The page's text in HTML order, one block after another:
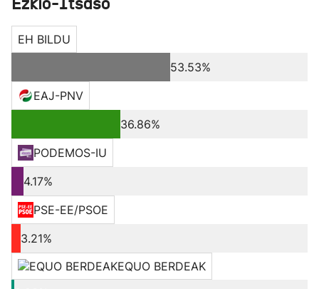
EH BILDU
53.53%
EAJ-PNV
36.86%
PODEMOS-IU
4.17%
PSE-EE/PSOE
3.21%
EQUO BERDEAK